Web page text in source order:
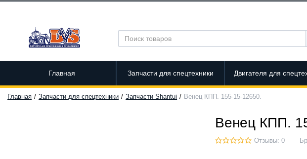
Главная Запчасти для спецтехники Двигателя для
Главная Запчасти для спецтехники Запчасти Shantui Венец КПП. 155-15-12650.
Венец КПП.
Отзывы: 0